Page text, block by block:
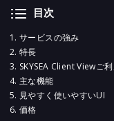
目次
サービスの強み
特長
SKYSEA Client Viewご
主な機能
見やすく使いやすいUI
価格